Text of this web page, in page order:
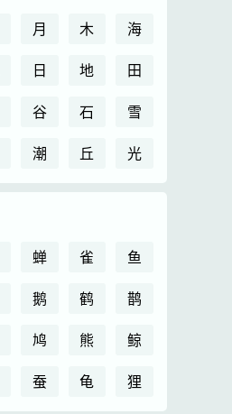
月 木
海
日 地
田
谷 石
雪
潮 丘 光
蝉 雀
鱼
鹅 鹤
鹊
鸠 熊
鲸
蚕 龟 狸